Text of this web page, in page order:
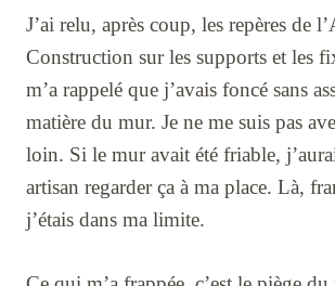
J’ai relu, après coup, les repères de
Construction sur les supports et les
m’a rappelé que j’avais foncé sans
matière du mur. Je ne me suis pas
loin. Si le mur avait été friable,
artisan regarder ça à ma place. Là,
j’étais dans ma limite.